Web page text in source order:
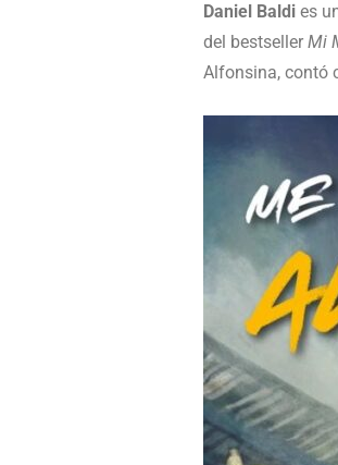
Daniel Baldi es
del bestseller Mi
Alfonsina, contó